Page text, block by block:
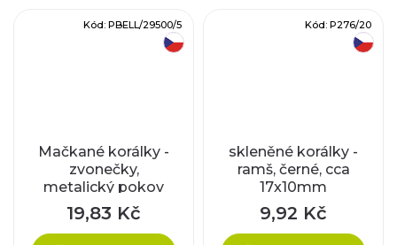
Mačkané korálky -
zvonečky,
metalický pokov
19,83 Kč
Kód: PBELL/29500/5
skleněné korálky -
ramš, černé, cca
17x10mm
9,92 Kč
Kód: P276/20